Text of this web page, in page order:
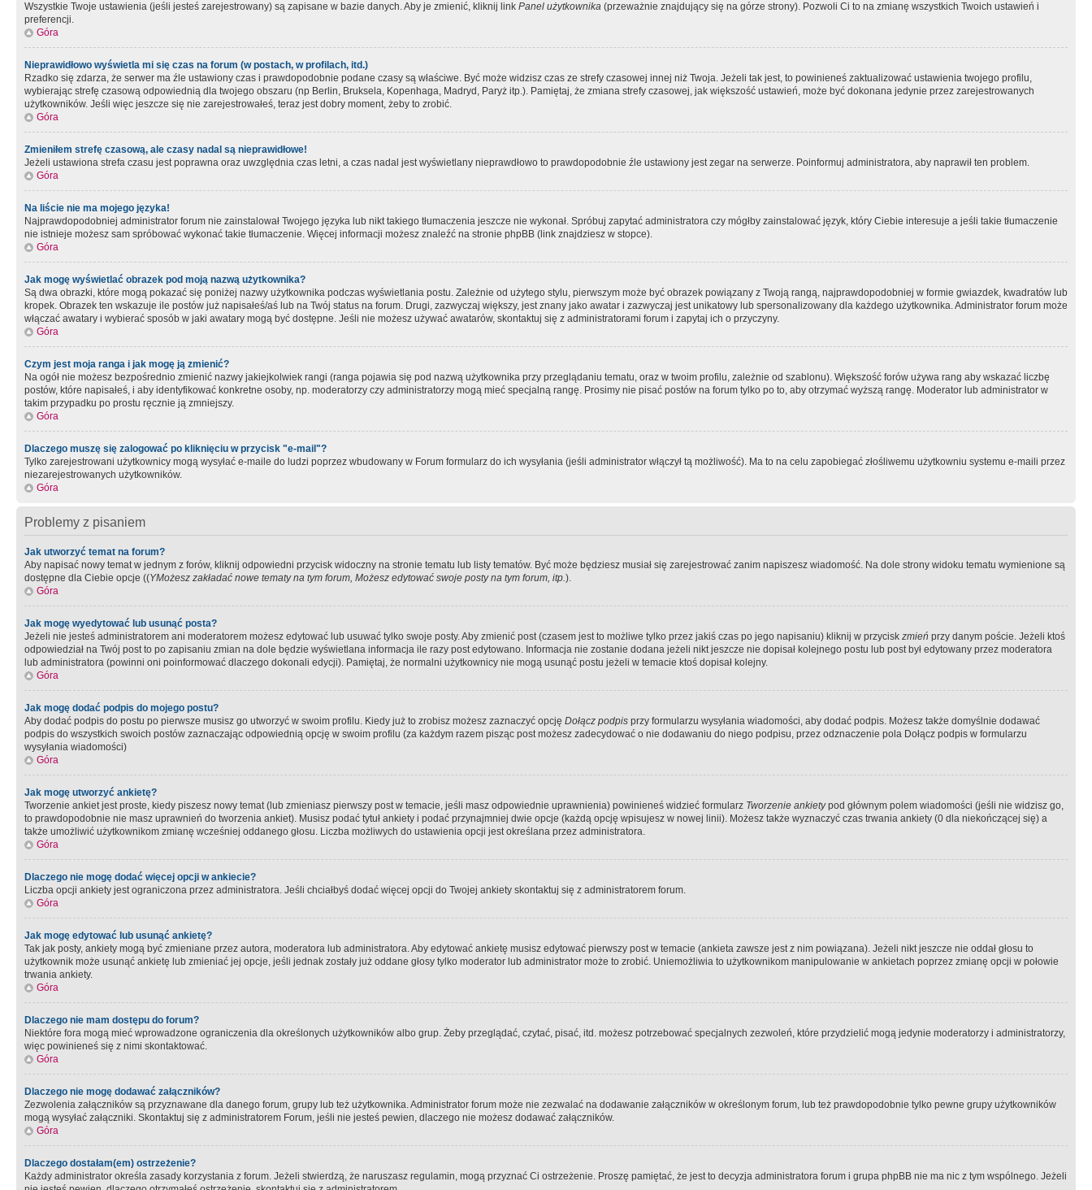
Wszystkie Twoje ustawienia (jeśli jesteś zarejestrowany) są zapisane w bazie danych. Aby je zmienić, kliknij link Panel użytkownika (przeważnie znajdujący się na górze strony). Pozwoli Ci to na zmianę wszystkich Twoich ustawień i
preferencji.
Góra
Nieprawidłowo wyświetla mi się czas na forum (w postach, w profilach, itd.)
Rzadko się zdarza, że serwer ma źle ustawiony czas i prawdopodobnie podane czasy są właściwe. Być może widzisz czas ze strefy czasowej innej niż Twoja. Jeżeli tak jest, to powinieneś zaktualizować ustawienia twojego profilu,
wybierając strefę czasową odpowiednią dla twojego obszaru (np Berlin, Bruksela, Kopenhaga, Madryd, Paryż itp.). Pamiętaj, że zmiana strefy czasowej, jak większość ustawień, może być dokonana jedynie przez zarejestrowanych
użytkowników. Jeśli więc jeszcze się nie zarejestrowałeś, teraz jest dobry moment, żeby to zrobić.
Góra
Zmieniłem strefę czasową, ale czasy nadal są nieprawidłowe!
Jeżeli ustawiona strefa czasu jest poprawna oraz uwzględnia czas letni, a czas nadal jest wyświetlany nieprawdłowo to prawdopodobnie źle ustawiony jest zegar na serwerze. Poinformuj administratora, aby naprawił ten problem.
Góra
Na liście nie ma mojego języka!
Najprawdopodobniej administrator forum nie zainstalował Twojego języka lub nikt takiego tłumaczenia jeszcze nie wykonał. Spróbuj zapytać administratora czy mógłby zainstalować język, który Ciebie interesuje a jeśli takie tłumaczenie
nie istnieje możesz sam spróbować wykonać takie tłumaczenie. Więcej informacji możesz znaleźć na stronie phpBB (link znajdziesz w stopce).
Góra
Jak mogę wyświetlać obrazek pod moją nazwą użytkownika?
Są dwa obrazki, które mogą pokazać się poniżej nazwy użytkownika podczas wyświetlania postu. Zależnie od użytego stylu, pierwszym może być obrazek powiązany z Twoją rangą, najprawdopodobniej w formie gwiazdek, kwadratów lub
kropek. Obrazek ten wskazuje ile postów już napisałeś/aś lub na Twój status na forum. Drugi, zazwyczaj większy, jest znany jako awatar i zazwyczaj jest unikatowy lub spersonalizowany dla każdego użytkownika. Administrator forum może
włączać awatary i wybierać sposób w jaki awatary mogą być dostępne. Jeśli nie możesz używać awatarów, skontaktuj się z administratorami forum i zapytaj ich o przyczyny.
Góra
Czym jest moja ranga i jak mogę ją zmienić?
Na ogół nie możesz bezpośrednio zmienić nazwy jakiejkolwiek rangi (ranga pojawia się pod nazwą użytkownika przy przeglądaniu tematu, oraz w twoim profilu, zależnie od szablonu). Większość forów używa rang aby wskazać liczbę
postów, które napisałeś, i aby identyfikować konkretne osoby, np. moderatorzy czy administratorzy mogą mieć specjalną rangę. Prosimy nie pisać postów na forum tylko po to, aby otrzymać wyższą rangę. Moderator lub administrator w
takim przypadku po prostu ręcznie ją zmniejszy.
Góra
Dlaczego muszę się zalogować po kliknięciu w przycisk "e-mail"?
Tylko zarejestrowani użytkownicy mogą wysyłać e-maile do ludzi poprzez wbudowany w Forum formularz do ich wysyłania (jeśli administrator włączył tą możliwość). Ma to na celu zapobiegać złośliwemu użytkowniu systemu e-maili przez
niezarejestrowanych użytkowników.
Góra
Problemy z pisaniem
Jak utworzyć temat na forum?
Aby napisać nowy temat w jednym z forów, kliknij odpowiedni przycisk widoczny na stronie tematu lub listy tematów. Być może będziesz musiał się zarejestrować zanim napiszesz wiadomość. Na dole strony widoku tematu wymienione są
dostępne dla Ciebie opcje ((YMożesz zakładać nowe tematy na tym forum, Możesz edytować swoje posty na tym forum, itp.).
Góra
Jak mogę wyedytować lub usunąć posta?
Jeżeli nie jesteś administratorem ani moderatorem możesz edytować lub usuwać tylko swoje posty. Aby zmienić post (czasem jest to możliwe tylko przez jakiś czas po jego napisaniu) kliknij w przycisk zmień przy danym poście. Jeżeli ktoś
odpowiedział na Twój post to po zapisaniu zmian na dole będzie wyświetlana informacja ile razy post edytowano. Informacja nie zostanie dodana jeżeli nikt jeszcze nie dopisał kolejnego postu lub post był edytowany przez moderatora
lub administratora (powinni oni poinformować dlaczego dokonali edycji). Pamiętaj, że normalni użytkownicy nie mogą usunąć postu jeżeli w temacie ktoś dopisał kolejny.
Góra
Jak mogę dodać podpis do mojego postu?
Aby dodać podpis do postu po pierwsze musisz go utworzyć w swoim profilu. Kiedy już to zrobisz możesz zaznaczyć opcję Dołącz podpis przy formularzu wysyłania wiadomości, aby dodać podpis. Możesz także domyślnie dodawać
podpis do wszystkich swoich postów zaznaczając odpowiednią opcję w swoim profilu (za każdym razem pisząc post możesz zadecydować o nie dodawaniu do niego podpisu, przez odznaczenie pola Dołącz podpis w formularzu
wysyłania wiadomości)
Góra
Jak mogę utworzyć ankietę?
Tworzenie ankiet jest proste, kiedy piszesz nowy temat (lub zmieniasz pierwszy post w temacie, jeśli masz odpowiednie uprawnienia) powinieneś widzieć formularz Tworzenie ankietypod głównym polem wiadomości (jeśli nie widzisz go,
to prawdopodobnie nie masz uprawnień do tworzenia ankiet). Musisz podać tytuł ankiety i podać przynajmniej dwie opcje (każdą opcję wpisujesz w nowej linii). Możesz także wyznaczyć czas trwania ankiety (0 dla niekończącej się) a
także umożliwić użytkownikom zmianę wcześniej oddanego głosu. Liczba możliwych do ustawienia opcji jest określana przez administratora.
Góra
Dlaczego nie mogę dodać więcej opcji w ankiecie?
Liczba opcji ankiety jest ograniczona przez administratora. Jeśli chciałbyś dodać więcej opcji do Twojej ankiety skontaktuj się z administratorem forum.
Góra
Jak mogę edytować lub usunąć ankietę?
Tak jak posty, ankiety mogą być zmieniane przez autora, moderatora lub administratora. Aby edytować ankietę musisz edytować pierwszy post w temacie (ankieta zawsze jest z nim powiązana). Jeżeli nikt jeszcze nie oddał głosu to
użytkownik może usunąć ankietę lub zmieniać jej opcje, jeśli jednak zostały już oddane głosy tylko moderator lub administrator może to zrobić. Uniemożliwia to użytkownikom manipulowanie w ankietach poprzez zmianę opcji w połowie
trwania ankiety.
Góra
Dlaczego nie mam dostępu do forum?
Niektóre fora mogą mieć wprowadzone ograniczenia dla określonych użytkowników albo grup. Żeby przeglądać, czytać, pisać, itd. możesz potrzebować specjalnych zezwoleń, które przydzielić mogą jedynie moderatorzy i administratorzy,
więc powinieneś się z nimi skontaktować.
Góra
Dlaczego nie mogę dodawać załączników?
Zezwolenia załączników są przyznawane dla danego forum, grupy lub też użytkownika. Administrator forum może nie zezwalać na dodawanie załączników w określonym forum, lub też prawdopodobnie tylko pewne grupy użytkowników
mogą wysyłać załączniki. Skontaktuj się z administratorem Forum, jeśli nie jesteś pewien, dlaczego nie możesz dodawać załączników.
Góra
Dlaczego dostałam(em) ostrzeżenie?
Każdy administrator określa zasady korzystania z forum. Jeżeli stwierdzą, że naruszasz regulamin, mogą przyznać Ci ostrzeżenie. Proszę pamiętać, że jest to decyzja administratora forum i grupa phpBB nie ma nic z tym wspólnego. Jeżeli